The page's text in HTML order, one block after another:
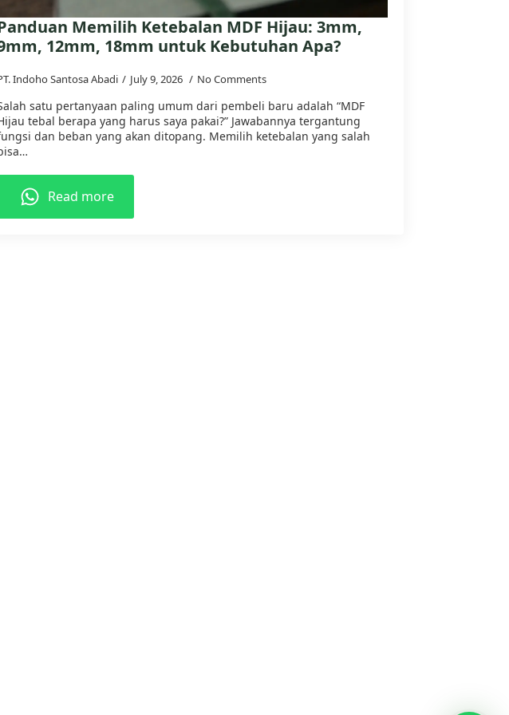
Memilih Ketebalan MDF Hijau: 3mm,
12mm, 18mm untuk Kebutuhan Apa?
Indoho Santosa Abadi July 9, 2026 No Comments
satu pertanyaan paling umum dari pembeli baru adalah “MDF
tebal berapa yang harus saya pakai?” Jawabannya tergantung
dan beban yang akan ditopang. Memilih ketebalan yang salah
Read more